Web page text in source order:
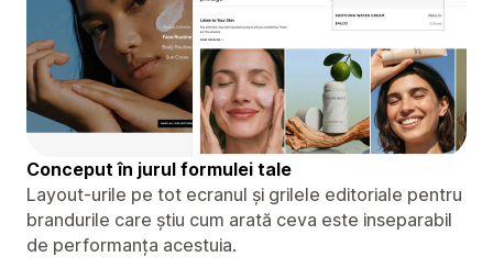
Conceput în jurul formulei tale
Layout-urile pe tot ecranul și grilele editoriale pentru
brandurile care știu cum arată ceva este inseparabil
de performanța acestuia.